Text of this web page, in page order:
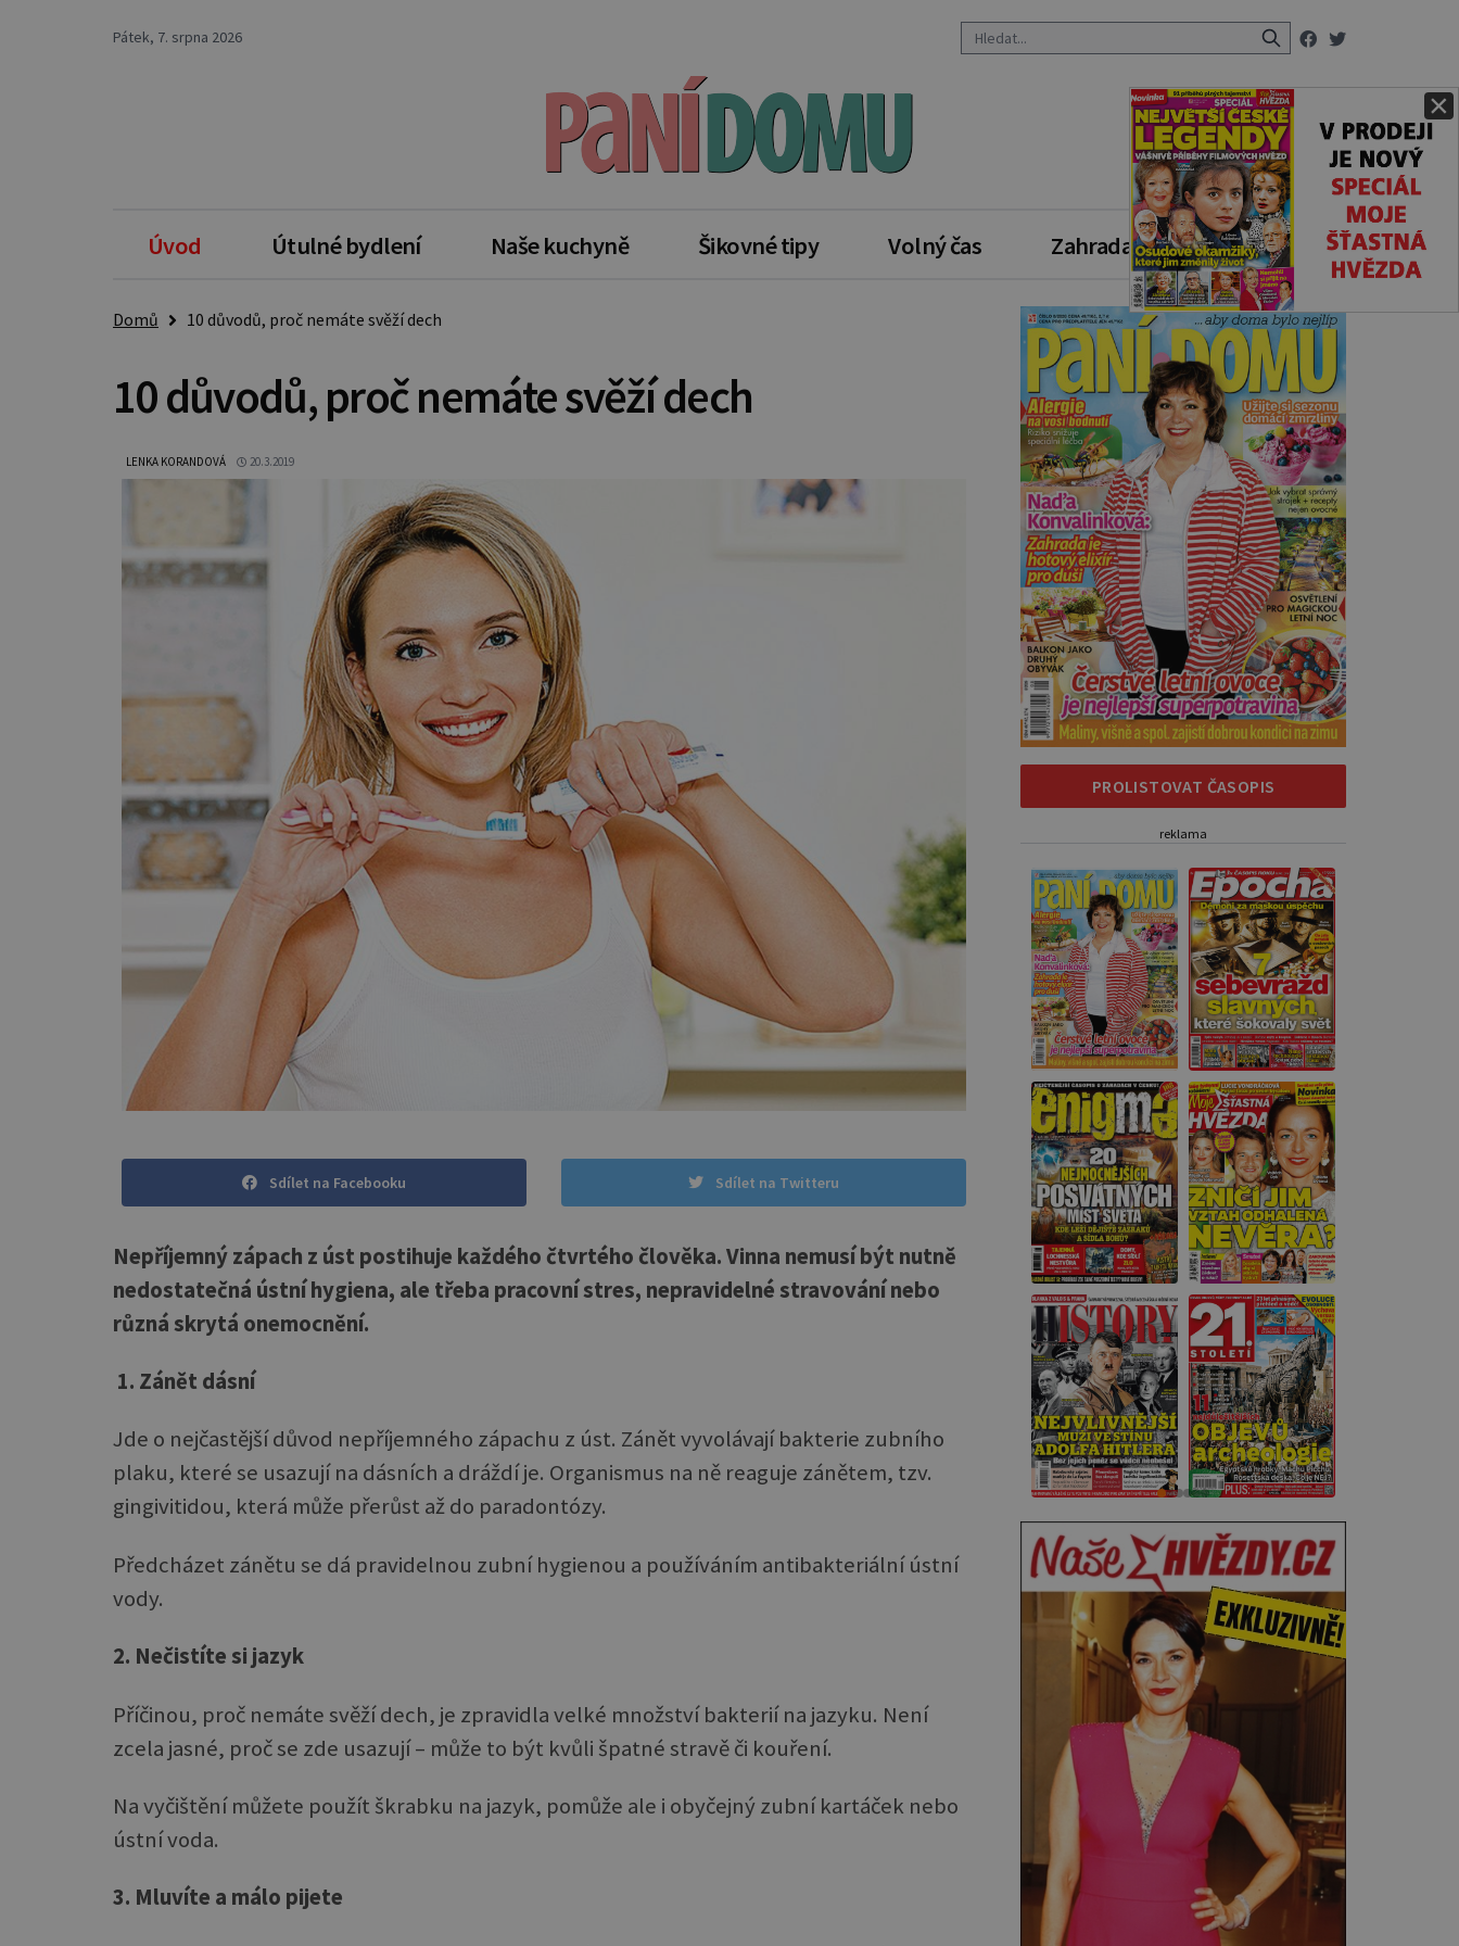
×
Pátek, 7. srpna 2026
Úvod Útulné bydlení Naše kuchyně Šikovné tipy Volný čas Zahrada Zdravý styl
Domů 10 důvodů, proč nemáte svěží dech
10 důvodů, proč nemáte svěží dech
LENKA KORANDOVÁ 20.3.2019
Sdílet na Facebooku Sdílet na Twitteru
Nepříjemný zápach z úst postihuje každého čtvrtého člověka. Vinna nemusí být nutně
nedostatečná ústní hygiena, ale třeba pracovní stres, nepravidelné stravování nebo
různá skrytá onemocnění.
1. Zánět dásní
Jde o nejčastější důvod nepříjemného zápachu z úst. Zánět vyvolávají bakterie zubního
plaku, které se usazují na dásních a dráždí je. Organismus na ně reaguje zánětem, tzv.
gingivitidou, která může přerůst až do paradontózy.
Předcházet zánětu se dá pravidelnou zubní hygienou a používáním antibakteriální ústní
vody.
2. Nečistíte si jazyk
Příčinou, proč nemáte svěží dech, je zpravidla velké množství bakterií na jazyku. Není
zcela jasné, proč se zde usazují – může to být kvůli špatné stravě či kouření.
Na vyčištění můžete použít škrabku na jazyk, pomůže ale i obyčejný zubní kartáček nebo
ústní voda.
3. Mluvíte a málo pijete
PROLISTOVAT ČASOPIS
reklama